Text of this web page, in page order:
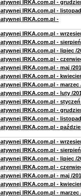
IRKA.com.pl -
IRKA.com.pl -
IRKA.com.pl -
IRKA.com.pl -
IRKA.com.pl -
IRKA.com.pl - lipiec /
IRKA.com.pl -
IRKA.com.pl - maj /
IRKA.com.pl -
IRKA.com.pl - marzec
IRKA.com.pl - luty /
IRKA.com.pl - styczeń
IRKA.com.pl -
IRKA.com.pl - listopad
IRKA.com.pl -
IRKA.com.pl -
IRKA.com.pl - sierpień
IRKA.com.pl - lipiec /
IRKA.com.pl -
IRKA.com.pl - maj /
IRKA.com.pl -
IRKA.com.pl - marzec